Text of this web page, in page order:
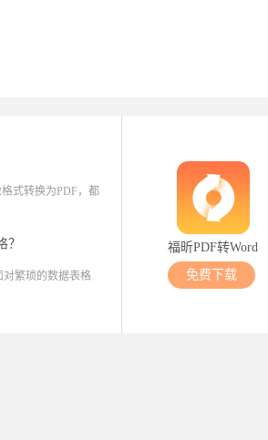
式转换为PDF，都
？
对繁琐的数据表格
福昕PDF转Word
免费下载